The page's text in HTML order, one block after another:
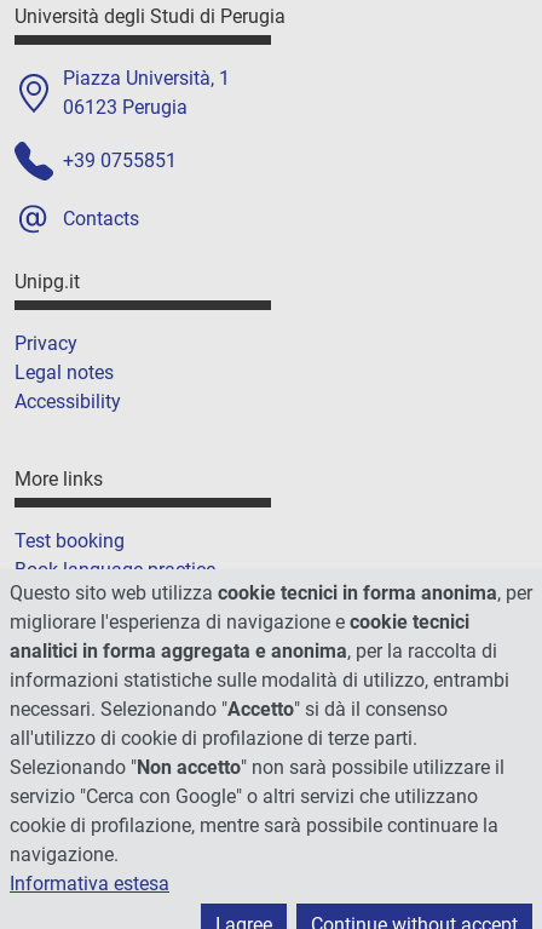
Università degli Studi di Perugia
Piazza Università, 1
06123 Perugia
+39 0755851
Contacts
Unipg.it
Privacy
Legal notes
Accessibility
More links
Test booking
Book language practice
Cookie
Sitemap
© 2026 - Università degli Studi di Perugia
Questo sito web utilizza cookie tecnici in forma anonima, per
migliorare l'esperienza di navigazione e cookie tecnici
analitici in forma aggregata e anonima, per la raccolta di
informazioni statistiche sulle modalità di utilizzo, entrambi
necessari. Selezionando "Accetto" si dà il consenso
all'utilizzo di cookie di profilazione di terze parti.
Selezionando "Non accetto" non sarà possibile utilizzare il
servizio "Cerca con Google" o altri servizi che utilizzano
cookie di profilazione, mentre sarà possibile continuare la
navigazione.
Informativa estesa